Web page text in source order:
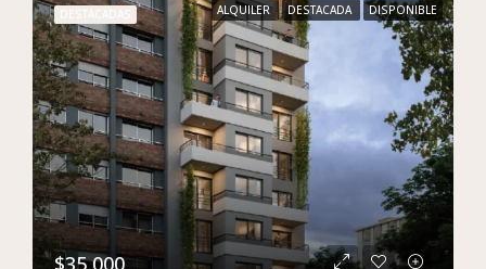
ALQUILER DESTACADA DISPONIBLE
$35,000